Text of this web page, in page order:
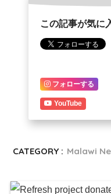
この記事が気に
フォローする
YouTube
CATEGORY : Malawi